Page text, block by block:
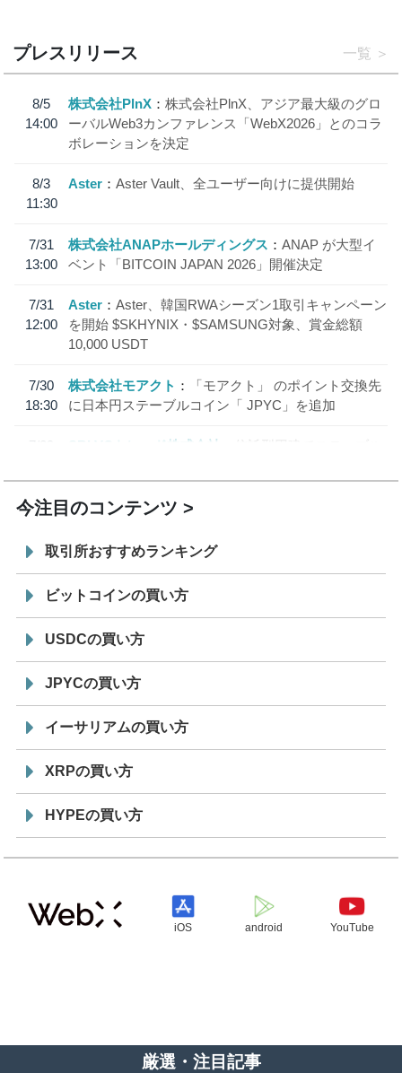
プレスリリース 一覧
8/5
14:00
株式会社PlnX
株式会社PlnX、アジア最大級のグロ
ーバルWeb3カンファレンス「WebX2026」とのコラ
ボレーションを決定
8/3
11:30
Aster Aster Vault、全ユーザー向けに提供開始
7/31
13:00
株式会社ANAPホールディングス
ANAP が大型イ
ベント「BITCOIN JAPAN 2026」開催決定
7/31
12:00
Aster
Aster、韓国RWAシーズン1取引キャンペーン
を開始 $SKHYNIX・$SAMSUNG対象、賞金総額
10,000 USDT
7/30
18:30
株式会社モアクト
「モアクト」 のポイント交換先
に日本円ステーブルコイン「 JPYC」を追加
7/29
SBI VCトレード株式会社
信託型円建てステーブル
今注目のコンテンツ
取引所おすすめランキング
ビットコインの買い方
USDCの買い方
JPYCの買い方
イーサリアムの買い方
XRPの買い方
HYPEの買い方
iOS android YouTube
厳選・注目記事